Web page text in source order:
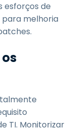
esforços de
para melhoria
TI. Monitorizar